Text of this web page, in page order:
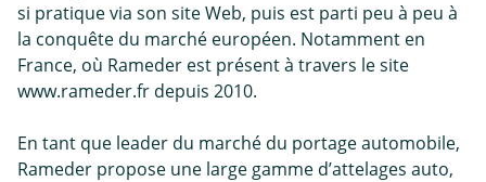
si pratique via son site Web, puis est parti peu à peu à
la conquête du marché européen. Notamment en
France, où Rameder est présent à travers le site
www.rameder.fr depuis 2010.
En tant que leader du marché du portage automobile,
Rameder propose une large gamme d’attelages auto,